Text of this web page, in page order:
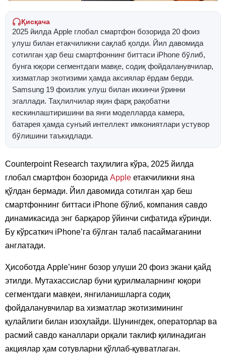
Қисқача
2025 йилда Apple глобал смартфон бозорида 20 фоиз
улуш билан етакчиликни сақлаб қолди. Йил давомида
сотилган ҳар беш смартфоннинг биттаси iPhone бўлиб,
бунга юқори сегментдаги мавқе, содиқ фойдаланувчилар,
хизматлар экотизими ҳамда аксиялар ёрдам берди.
Samsung 19 фоизлик улуш билан иккинчи ўринни
эгаллади. Таҳлилчилар яқин фарқ рақобатни
кескинлаштиришини ва янги моделларда камера,
батарея ҳамда сунъий интеллект имкониятлари устувор
бўлишини таъкидлади.
Counterpoint Research таҳлилига кўра, 2025 йилда
глобал смартфон бозорида Apple етакчиликни яна
қўлдан бермади. Йил давомида сотилган ҳар беш
смартфоннинг биттаси iPhone бўлиб, компания савдо
динамикасида энг барқарор ўйинчи сифатида кўринди.
Бу кўрсаткич iPhone’га бўлган талаб пасаймаганини
англатади.
Ҳисоботда Apple’нинг бозор улуши 20 фоиз экани қайд
этилди. Мутахассислар буни қурилмаларнинг юқори
сегментдаги мавқеи, янгиланишларга содиқ
фойдаланувчилар ва хизматлар экотизимининг
қулайлиги билан изоҳлайди. Шунингдек, операторлар ва
расмий савдо каналлари орқали таклиф қилинадиган
акциялар ҳам сотувларни қўллаб-қувватлаган.